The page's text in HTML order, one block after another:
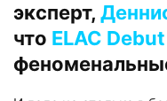
эксперт,
что ELAC